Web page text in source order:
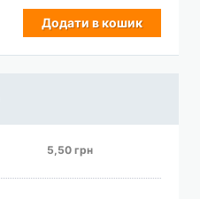
Додати в кошик
5,50 грн